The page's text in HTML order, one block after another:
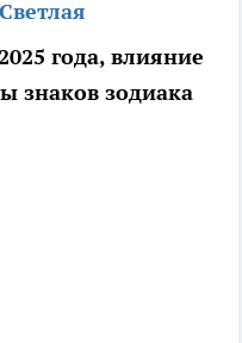
года, влияние
знаков зодиака